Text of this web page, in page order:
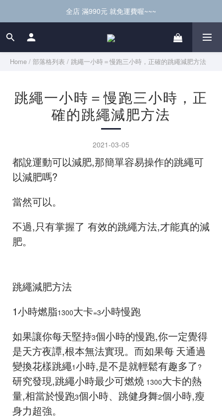
全店 滿990元 就免運費喔~~~
Home / 部落格列表 / 跳繩一小時＝慢跑三小時，正確的跳繩減肥方法
跳繩一小時＝慢跑三小時，正
確的跳繩減肥方法
2021-03-05
都說運動可以減肥,那簡單容易操作的跳繩可
以減肥嗎?
當然可以。
不過,只有掌握了 有效的跳繩方法,才能真的減
肥。
跳繩減肥方法
1小時燃脂1300大卡=3小時慢跑
如果讓你每天堅持3個小時的慢跑,你一定覺得
是天方夜譚,根本無法實現。而如果每天通過
變換花樣跳繩1小時,是不是就輕鬆有趣多了 ?
研究發現,跳繩小時最少可燃燒 1300大卡的熱
量,相當於慢跑3個小時、跳健身舞2個小時,瘦
身力超強。